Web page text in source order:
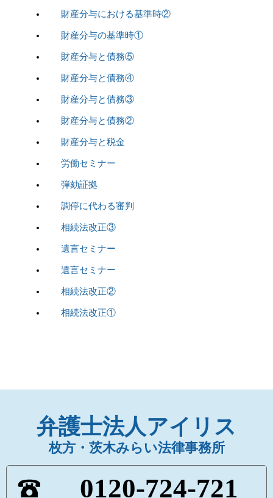
財産分与における基準時②
財産分与の基準時①
財産分与と債務⑤
財産分与と債務④
財産分与と債務③
財産分与と債務②
財産分与と税金
労働セミナー
弾劾証拠
調停に代わる審判
相続法改正③
遺言セミナー
遺言セミナー
相続法改正②
相続法改正①
弁護士法人アイリス
枚方・茨木みらい法律事務所
0120-724-721